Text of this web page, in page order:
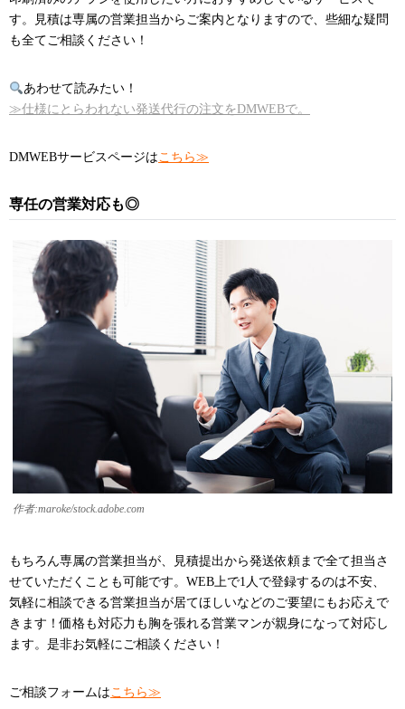
す。見積は専属の営業担当からご案内となりますので、些細な疑問
も全てご相談ください！
あわせて読みたい！
≫仕様にとらわれない発送代行の注文をDMWEBで。
DMWEBサービスページはこちら≫
専任の営業対応も◎
作者:maroke/stock.adobe.com
もちろん専属の営業担当が、見積提出から発送依頼まで全て担当さ
せていただくことも可能です。WEB上で1人で登録するのは不安、
気軽に相談できる営業担当が居てほしいなどのご要望にもお応えで
きます！価格も対応力も胸を張れる営業マンが親身になって対応し
ます。是非お気軽にご相談ください！
ご相談フォームはこちら≫